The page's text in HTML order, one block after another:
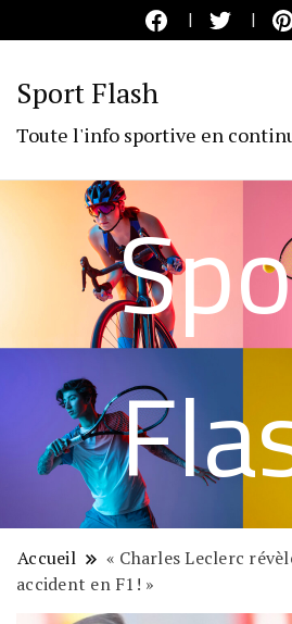
Sport Flash
Toute l'info sportive en
Accueil
« Charles Leclerc
accident en F1! »